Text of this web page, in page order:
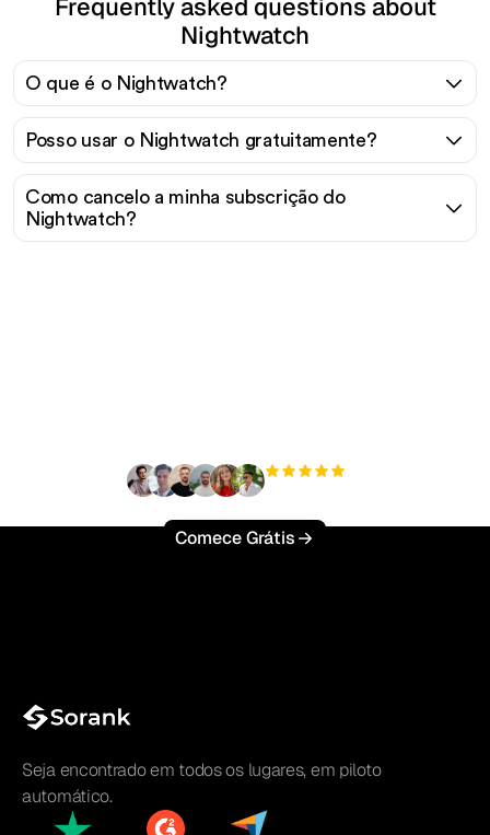
Frequently asked questions about
Nightwatch
O que é o Nightwatch?
Posso usar o Nightwatch gratuitamente?
Como cancelo a minha subscrição do
Nightwatch?
Comece Grátis
Seja encontrado em todos os lugares, em piloto
automático.